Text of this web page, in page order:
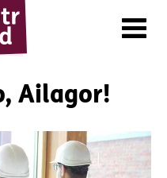
Menu
Ailagor!